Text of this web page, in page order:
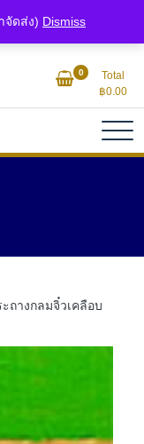
จัดส่ง) Dismiss
0
Total
฿0.00
ถางกลมจิ๋วเคลือบ